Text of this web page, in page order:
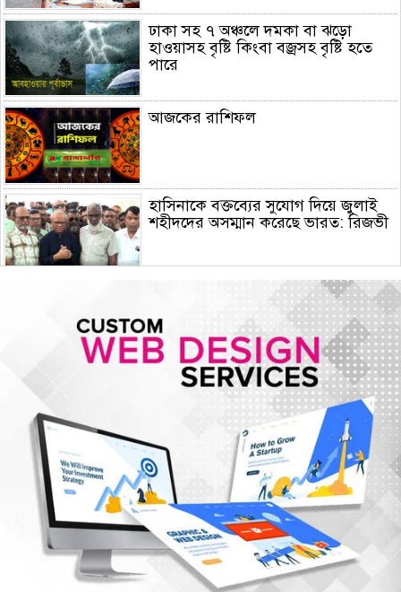
ঢাকা সহ ৭ অঞ্চলে দমকা বা ঝড়ো
হাওয়াসহ বৃষ্টি কিংবা বজ্রসহ বৃষ্টি হতে
পারে
আজকের রাশিফল
হাসিনাকে বক্তব্যের সুযোগ দিয়ে জুলাই
শহীদদের অসম্মান করেছে ভারত: রিজভী
দিল্লিতে সাকিব আল হাসানের রেকর্ডেড
বক্তব্য প্রচার : মাগুরার বাড়িতে
অগ্নিসংযোগের চেষ্টা, ভাঙচুর
দেশজুড়ে জুলাই গণঅভ্যুত্থান দিবস
আমরা যেন জুলাইকে হারিয়ে না ফেলি :
রাষ্ট্রপতি
ইরান যুদ্ধে মার্কিন ক্ষেপণাস্ত্র প্রতিরোধী
ব্যবস্থার মজুদ বিপজ্জনক মাত্রায় কমেছে